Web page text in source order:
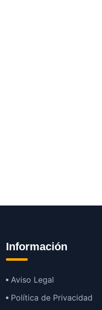
Información
Aviso Legal
Política de Privacidad